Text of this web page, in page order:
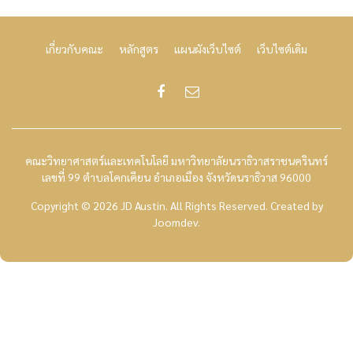
เกี่ยวกับคณะ หลักสูตร แผนผังเว็บไซต์ เว็บไซต์เดิม
คณะวิทยาศาสตร์และเทคโนโลยี มหาวิทยาลัยนราธิวาสราชนครินทร์
เลขที่ 99 ตำบลโคกเคียน อำเภอเมือง จังหวัดนราธิวาส 96000
Copyright © 2026 JD Austin. All Rights Reserved. Created by
Joomdev.